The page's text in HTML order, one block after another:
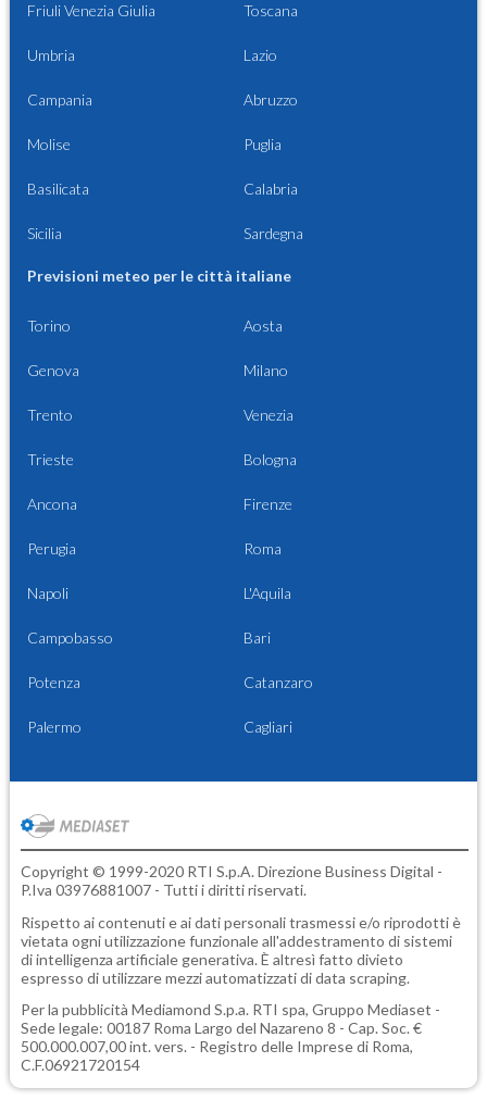
Friuli Venezia Giulia Toscana
Umbria Lazio
Campania Abruzzo
Molise Puglia
Basilicata Calabria
Sicilia Sardegna
Previsioni meteo per le città italiane
Torino Aosta
Genova Milano
Trento Venezia
Trieste Bologna
Ancona Firenze
Perugia Roma
Napoli L'Aquila
Campobasso Bari
Potenza Catanzaro
Palermo Cagliari
Copyright © 1999-2020 RTI S.p.A. Direzione Business Digital -
P.Iva 03976881007 - Tutti i diritti riservati.
Rispetto ai contenuti e ai dati personali trasmessi e/o riprodotti è
vietata ogni utilizzazione funzionale all'addestramento di sistemi
di intelligenza artificiale generativa. È altresì fatto divieto
espresso di utilizzare mezzi automatizzati di data scraping.
Per la pubblicità Mediamond S.p.a. RTI spa, Gruppo Mediaset -
Sede legale: 00187 Roma Largo del Nazareno 8 - Cap. Soc. €
500.000.007,00 int. vers. - Registro delle Imprese di Roma,
C.F.06921720154